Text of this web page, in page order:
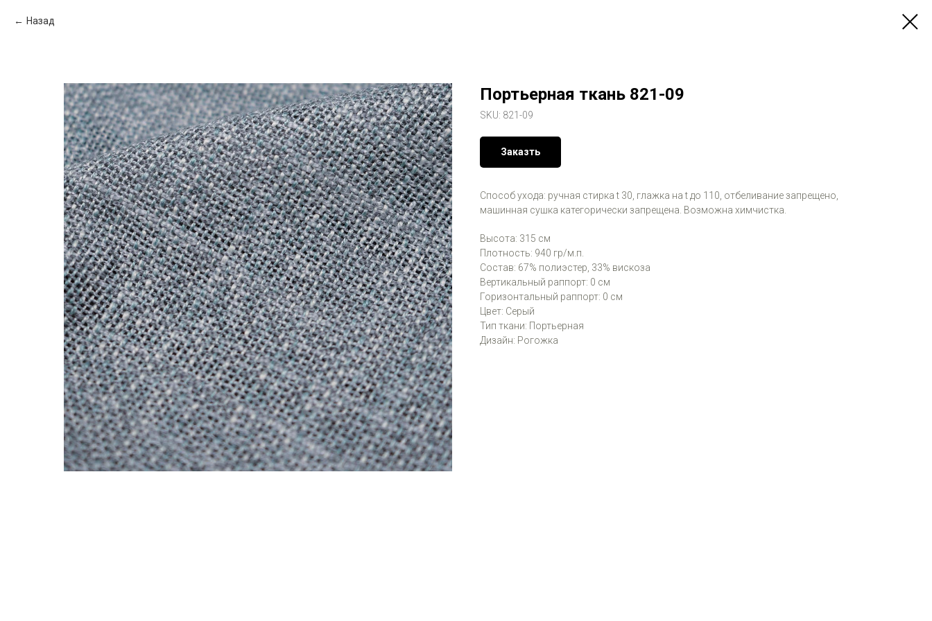
Назад
Портьерная ткань 821-09
SKU: 821-09
Заказть
Способ ухода: ручная стирка t 30, глажка на t до 110, отбеливание запрещено,
машинная сушка категорически запрещена. Возможна химчистка.
Высота: 315 см
Плотность: 940 гр/м.п.
Состав: 67% полиэстер, 33% вискоза
Вертикальный раппорт: 0 см
Горизонтальный раппорт: 0 см
Цвет: Серый
Тип ткани: Портьерная
Дизайн: Рогожка